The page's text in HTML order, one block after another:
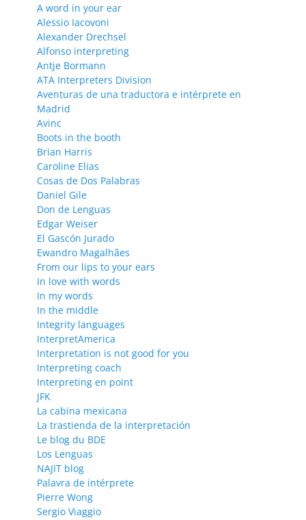
A word in your ear
Alessio Iacovoni
Alexander Drechsel
Alfonso interpreting
Antje Bormann
ATA Interpreters Division
Aventuras de una traductora e intérprete en
Madrid
Avinc
Boots in the booth
Brian Harris
Caroline Elias
Cosas de Dos Palabras
Daniel Gile
Don de Lenguas
Edgar Weiser
El Gascón Jurado
Ewandro Magalhães
From our lips to your ears
In love with words
In my words
In the middle
Integrity languages
InterpretAmerica
Interpretation is not good for you
Interpreting coach
Interpreting en point
JFK
La cabina mexicana
La trastienda de la interpretación
Le blog du BDE
Los Lenguas
NAJIT blog
Palavra de intérprete
Pierre Wong
Sergio Viaggio